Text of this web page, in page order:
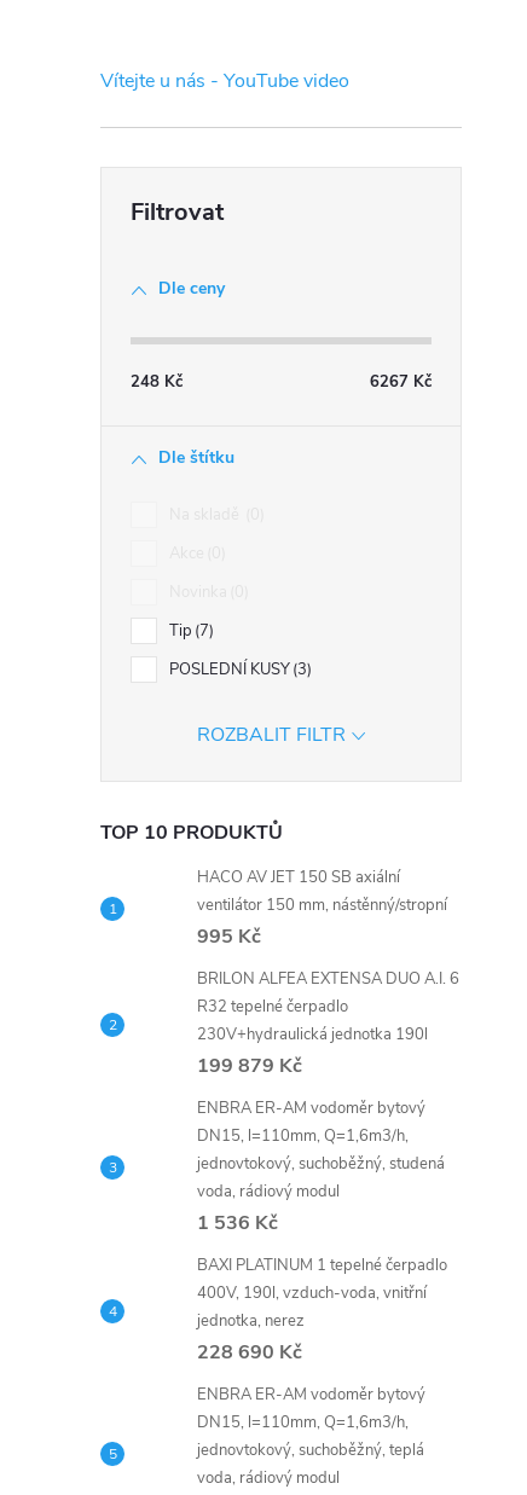
t
r
Vítejte u nás - YouTube video
Dle ceny
248 Kč 6267 Kč
Dle štítku
Tip 7
POSLEDNÍ KUSY 3
ROZBALIT FILTR
TOP 10 PRODUKTŮ
HACO AV JET 150 SB axiální
ventilátor 150 mm, nástěnný/stropní
995 Kč
BRILON ALFEA EXTENSA DUO A.I. 6
R32 tepelné čerpadlo
230V+hydraulická jednotka 190l
199 879 Kč
ENBRA ER-AM vodoměr bytový
DN15, l=110mm, Q=1,6m3/h,
jednovtokový, suchoběžný, studená
voda, rádiový modul
1 536 Kč
BAXI PLATINUM 1 tepelné čerpadlo
400V, 190l, vzduch-voda, vnitřní
jednotka, nerez
228 690 Kč
ENBRA ER-AM vodoměr bytový
DN15, l=110mm, Q=1,6m3/h,
jednovtokový, suchoběžný, teplá
voda, rádiový modul